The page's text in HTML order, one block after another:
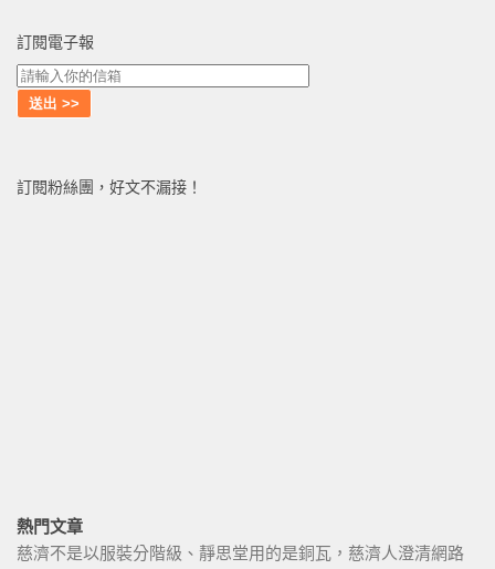
訂閱電子報
訂閱粉絲團，好文不漏接！
熱門文章
慈濟不是以服裝分階級、靜思堂用的是銅瓦，慈濟人澄清網路